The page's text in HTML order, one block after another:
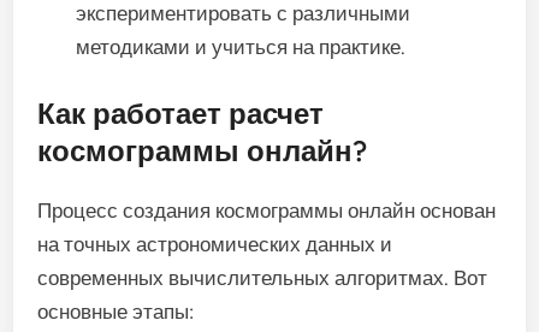
экспериментировать с различными
методиками и учиться на практике.
Как работает расчет
космограммы онлайн?
Процесс создания космограммы онлайн основан
на точных астрономических данных и
современных вычислительных алгоритмах. Вот
основные этапы: